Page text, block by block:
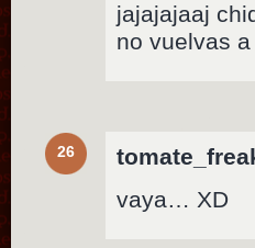
jajajajaaj
no vuelvas
26
vaya… XD